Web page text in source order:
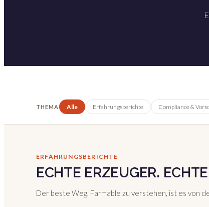
THEMA Alle Erfahrungsberichte Compliance &
ERFAHRUNGSBERICHTE
ECHTE ERZEUGER.
Der beste Weg, Farmable zu verstehen, ist es von